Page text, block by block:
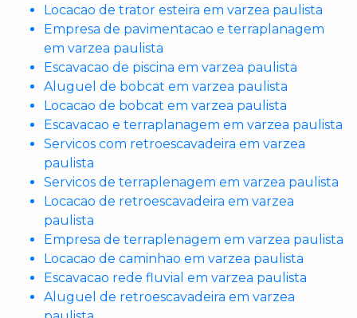
Locacao de trator esteira em varzea paulista
Empresa de pavimentacao e terraplanagem
em varzea paulista
Escavacao de piscina em varzea paulista
Aluguel de bobcat em varzea paulista
Locacao de bobcat em varzea paulista
Escavacao e terraplanagem em varzea paulista
Servicos com retroescavadeira em varzea
paulista
Servicos de terraplenagem em varzea paulista
Locacao de retroescavadeira em varzea
paulista
Empresa de terraplenagem em varzea paulista
Locacao de caminhao em varzea paulista
Escavacao rede fluvial em varzea paulista
Aluguel de retroescavadeira em varzea